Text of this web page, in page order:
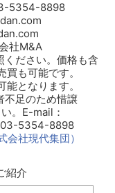
5354-8898
社M&A
ください。価格も含
も可能です。
となります。
不足のため惜譲
。E-mail：
03-5354-8898
会社現代集団）
紹介